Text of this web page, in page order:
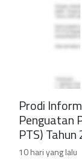
Prodi
Penguatan
PTS)
10 hari yang lalu